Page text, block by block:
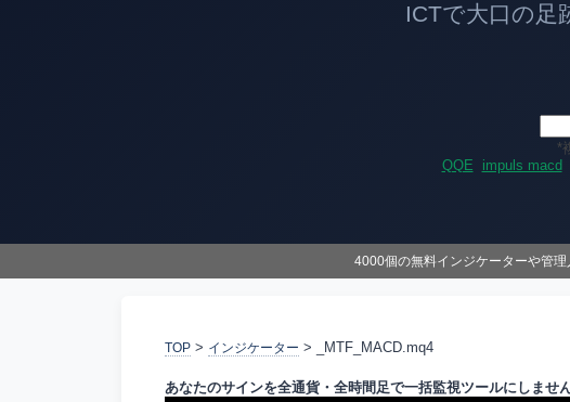
ICTで大口の足跡を先
*
QQE
impuls macd
4000個の無料インジケーターや管
TOP > インジケーター > _MTF_MACD.mq4
あなたのサインを全通貨・全時間足で一括監視ツールにしませ